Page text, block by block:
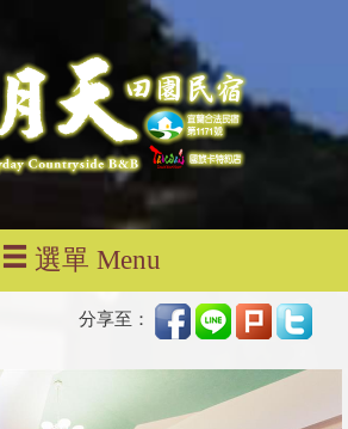
選單 Menu
分享至：